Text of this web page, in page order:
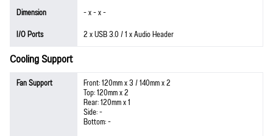
Dimension
- x - x -
I/O Ports
2 x USB 3.0 / 1 x Audio Header
Cooling Support
Fan Support Front: 120mm x 3 / 140mm x 2
Top: 120mm x 2
Rear: 120mm x 1
Side: -
Bottom: -